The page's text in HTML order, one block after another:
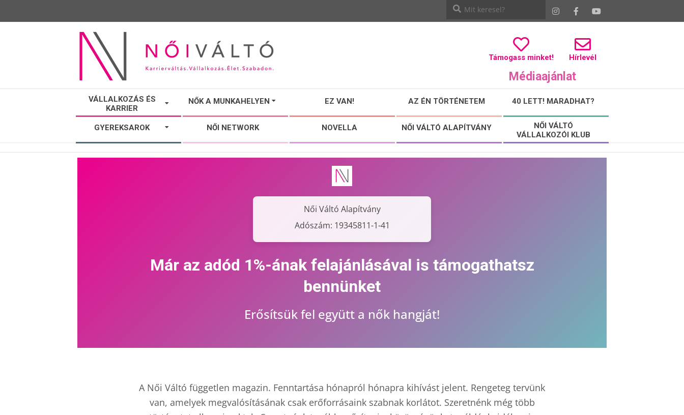
NŐI
VÁLTÓ
Támogass minket! Hírlevél
Médiaajánlat
VÁLLALKOZÁS ÉS
KARRIER
NŐK A MUNKAHELYEN EZ VAN! AZ ÉN TÖRTÉNETEM 40 LETT! MARADHAT?
GYEREKSAROK NŐI NETWORK NOVELLA NŐI VÁLTÓ ALAPÍTVÁNY
NŐI VÁLTÓ
VÁLLALKOZÓI KLUB
Női Váltó Alapítvány
Adószám: 19345811-1-41
Már az adód 1%-ának felajánlásával is támogathatsz
bennünket
Erősítsük fel együtt a nők hangját!
A Női Váltó független magazin. Fenntartása hónapról hónapra kihívást jelent. Rengeteg tervünk
van, amelyek megvalósításának csak erőforrásaink szabnak korlátot. Szeretnénk még több